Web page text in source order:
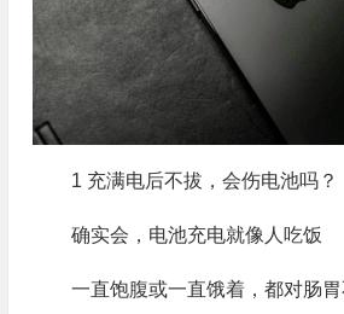
1 充满电后不拔，会伤电池吗？
确实会，电池充电就像人吃饭
一直饱腹或一直饿着，都对肠